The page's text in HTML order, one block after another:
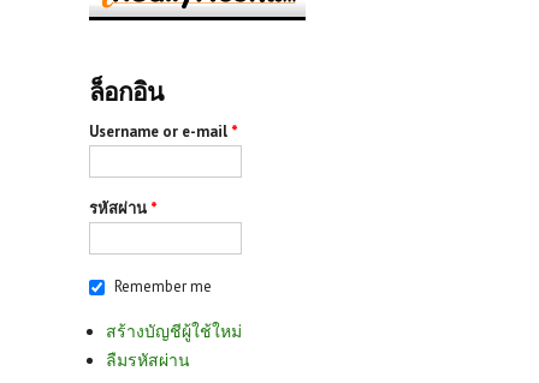
ล็อกอิน
Username or e-mail *
รหัสผ่าน *
Remember me
สร้างบัญชีผู้ใช้ใหม่
ลืมรหัสผ่าน